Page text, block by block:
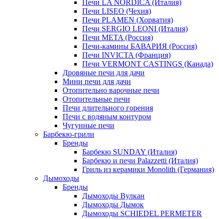
Печи LA NORDICA (Италия)
Печи LISEO (Чехия)
Печи PLAMEN (Хорватия)
Печи SERGIO LEONI (Италия)
Печи META (Россия)
Печи-камины БАВАРИЯ (Россия)
Печи INVICTA (Франция)
Печи VERMONT CASTINGS (Канада)
Дровяные печи для дачи
Мини печи для дачи
Отопительно варочные печи
Отопительные печи
Печи длительного горения
Печи с водяным контуром
Чугунные печи
Барбекю-грили
Бренды
Барбекю SUNDAY (Италия)
Барбекю и печи Palazzetti (Италия)
Гриль из керамики Monolith (Германия)
Дымоходы
Бренды
Дымоходы Вулкан
Дымоходы Дымок
Дымоходы SCHIEDEL PERMETER